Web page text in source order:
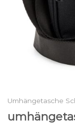
Umhängetasche